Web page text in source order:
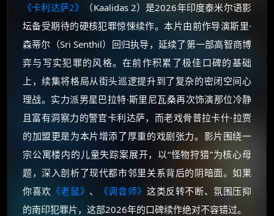
《卡利达萨2》
（Kaalidas 2）是2026年印度泰米尔语影
坛备受期待的硬核犯罪惊悚续作。本片由前作导演斯里·
森蒂尔（Sri Senthil）回归执导，延续了第一部高智商博
弈与写实犯罪的风格。在前作积累了极佳口碑的基础
上，续集将格局从街头巡逻提升到了复杂的密闭空间心
理战。实力派男星巴拉特·斯里尼瓦桑再次饰演那位冷静
且富有洞察力的警官卡利达萨，而老戏骨普拉卡什·拉贾
的加盟更是为本片增添了厚重的戏剧张力。影片围绕一
宗公寓楼内的儿童失踪案展开，以“怪物狩猎”为核心母
题，深入剖析了现代都市邻里关系背后的阴暗面。如果
你喜欢 《老鼠》 、 《调音师》 这类反转不断、氛围压抑
的南印犯罪片，这部2026年的口碑续作绝对不容错过。